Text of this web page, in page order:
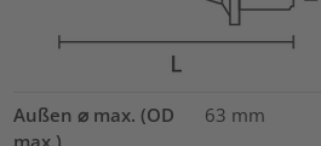
Außen ⌀ max. (OD
63 mm